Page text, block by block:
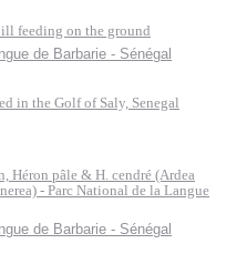
feeding on the ground
de Barbarie - Sénégal
in the Golf of Saly, Senegal
Héron pâle & H. cendré (Ardea
- Parc National de la Langue
de Barbarie - Sénégal